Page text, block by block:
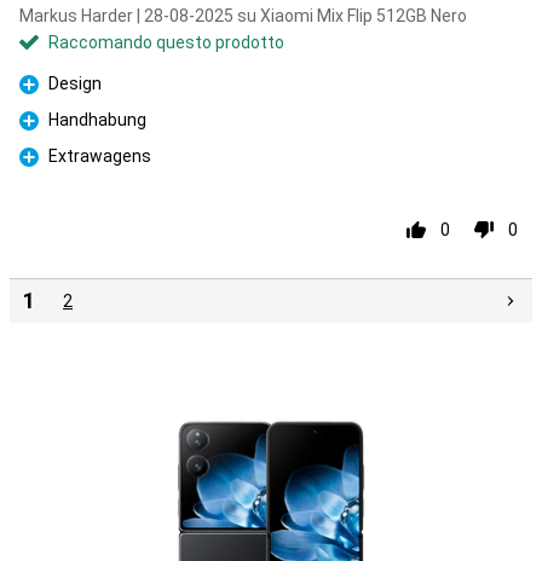
Markus Harder | 28-08-2025 su Xiaomi Mix Flip 512GB Nero
Raccomando questo prodotto
Pro
Design
Pro
Handhabung
Pro
Extrawagens
0 0
1 2